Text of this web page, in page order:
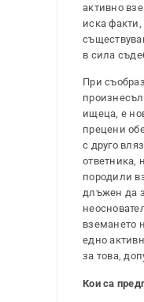
активно
иска
в сила
При
ищеца, е
прецени
с друго
ответника,
породили
длъжен да
вземането
едно
за това,
Кои са